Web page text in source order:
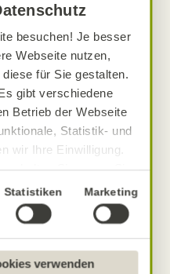
besuchen! Je besser
Webseite nutzen,
für Sie gestalten.
gibt verschiedene
Betrieb der Webseite
Statistik- und
wir Ihre Einwilligung.
erhalten Sie, wenn Sie
Ihre Einwilligung
den Einsatz von
die kein mit der EU
dorthin übermittelt
Statistiken Marketing
verwenden
Rezepten inspirieren.